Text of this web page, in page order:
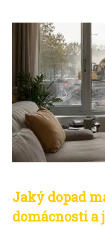
Jaký dopad
domácnosti